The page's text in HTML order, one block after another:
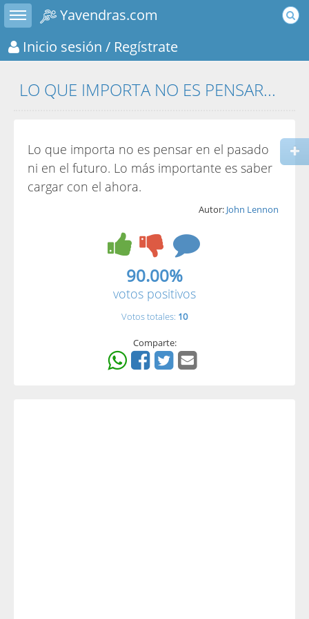
Toggle sidebar
Yavendras.com
Inicio sesión / Regístrate
LO QUE IMPORTA NO ES PENSAR...
Lo que importa no es pensar en el pasado
ni en el futuro. Lo más importante es saber
cargar con el ahora.
Autor: John Lennon
90.00%
votos positivos
Votos totales: 10
Comparte: